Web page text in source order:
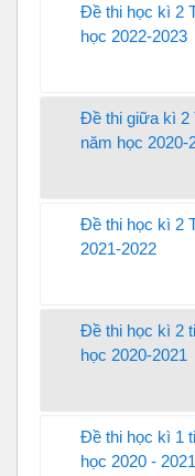
Đề thi học kì 2
học 2022-2023
Đề thi giữa kì 2
năm học 2020-
Đề thi học kì 2
2021-2022
Đề thi học kì 2
học 2020-2021
Đề thi học kì 1
học 2020 - 2021